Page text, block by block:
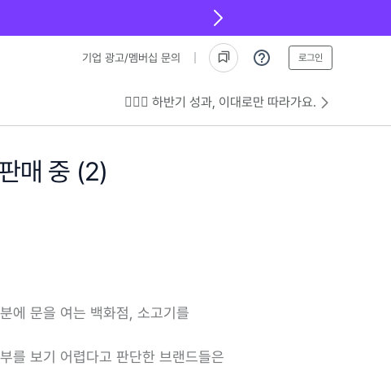
기업 광고/멤버십 문의 로그인
💁🏻‍♂️ 하반기 성과, 이대로만 따라가요.
매 중 (2)
에 문을 여는 백화점, 소고기를
를 보기 어렵다고 판단한 브랜드들은